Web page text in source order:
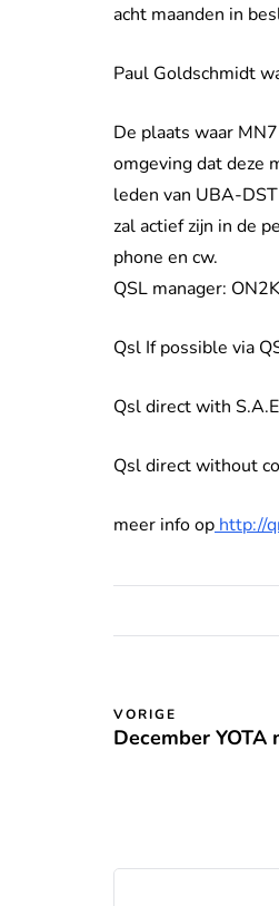
acht maanden in
Paul Goldschmidt
De plaats waar
omgeving dat deze
leden van UBA-
zal actief zijn in de
phone en cw.
QSL manager:
Qsl If possible via
Qsl direct with
Qsl direct without
meer info op http://
VORIGE
December YOTA